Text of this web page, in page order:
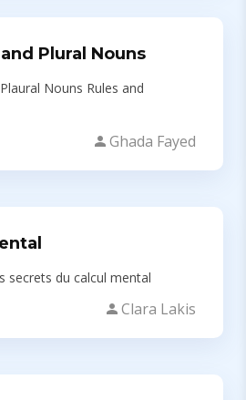
Plural Nouns
Nouns Rules and
Ghada Fayed
secrets du calcul mental
Clara Lakis